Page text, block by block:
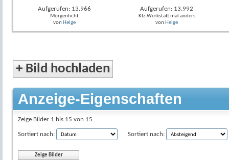
Aufgerufen: 13.966
Morgenlicht
von Helge
Aufgerufen: 13.992
Kfz-Werkstatt mal anders
von Helge
+ Bild hochladen
Anzeige-Eigenschaften
Zeige Bilder 1 bis 15 von 15
Sortiert nach: Sortiert nach: